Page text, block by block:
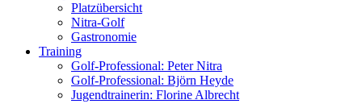
Platzübersicht
Nitra-Golf
Gastronomie
Training
Golf-Professional: Peter Nitra
Golf-Professional: Björn Heyde
Jugendtrainerin: Florine Albrecht